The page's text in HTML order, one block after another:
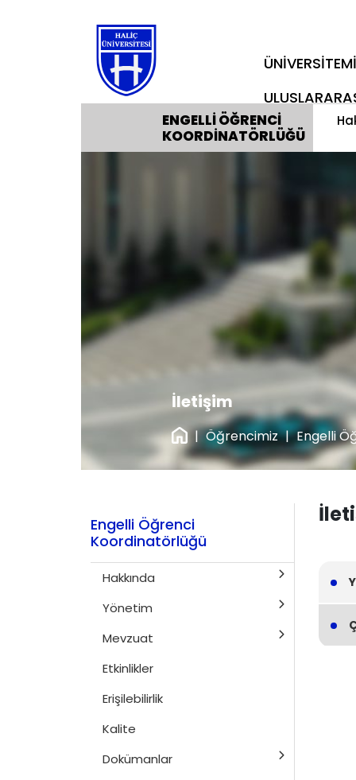
ENGELLI ÖĞRENCI
KOORDINATÖRLÜĞÜ
İletişim
| Öğrencimiz | Engelli
Engelli Öğrenci
Koordinatörlüğü
Hakkında
Yönetim
Mevzuat
Etkinlikler
Erişilebilirlik
Kalite
Dokümanlar